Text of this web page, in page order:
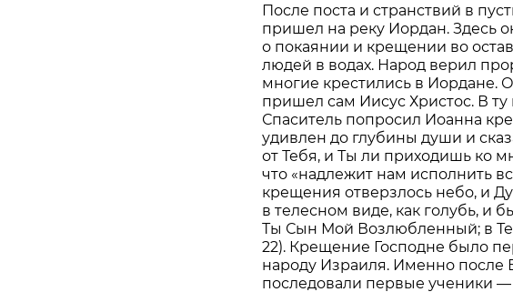
После поста и странствий в
пришел на реку Иордан. Здесь
о покаянии и крещении во
людей в водах. Народ верил
многие крестились в Иордане.
пришел сам Иисус Христос. В
Спаситель попросил Иоанна
удивлен до глубины души и
от Тебя, и Ты ли приходишь ко
что «надлежит нам исполнить
крещения отверзлось небо, и
в телесном виде, как голубь, и
Ты Сын Мой Возлюбленный; в
22). Крещение Господне было
народу Израиля. Именно после
последовали первые ученики —